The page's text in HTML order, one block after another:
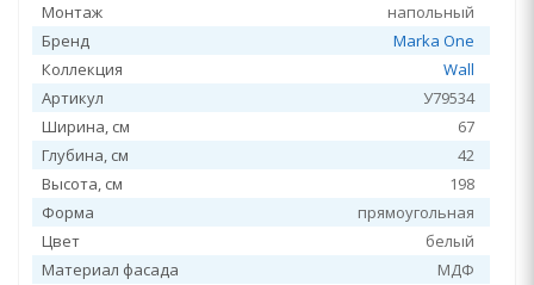
Монтаж
напольный
Бренд
Marka One
Коллекция
Wall
Артикул
У79534
Ширина, см
67
Глубина, см
42
Высота, см
198
Форма
прямоугольная
Цвет
белый
Материал фасада
МДФ